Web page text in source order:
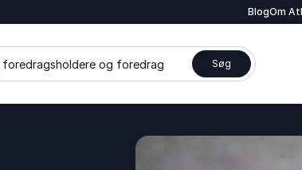
BlogOm
foredragsholdere og foredrag Søg